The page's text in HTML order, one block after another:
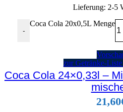
Lieferung: 2-5
-
Coca Cola 20x0,5L Menge
zur Getränke-
Coca Cola 24×0,33l –
21,60